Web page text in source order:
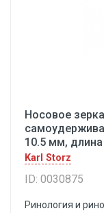
Носовое
10.5 мм,
Karl Storz
ID: 0030875
Ринология и